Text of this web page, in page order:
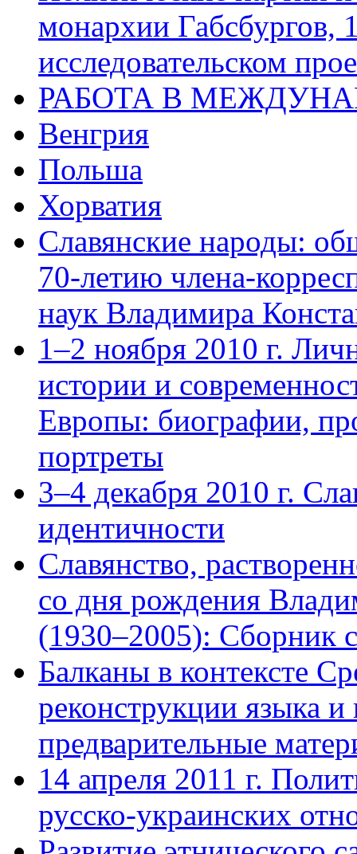
монархии Габсбургов,
исследовательском
РАБОТА В
Венгрия
Польша
Хорватия
Славянские народы:
70-летию члена-
наук Владимира
1–2 ноября 2010 г.
истории и
Европы: биографии,
портреты
3–4 декабря 2010 г.
идентичности
Славянство,
со дня рождения
(1930–2005): Сборник
Балканы в контексте
реконструкции языка
предварительные
14 апреля 2011 г.
русско-украинских